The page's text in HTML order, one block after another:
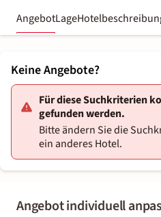
AngebotLage
Angebot individuell
Keine Angebote?
Für diese Suchkriterien
gefunden werden.
Bitte ändern Sie die
ein anderes Hotel.